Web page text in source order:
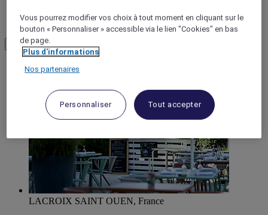
Load More Voir plus d'articles
LACROIX SAINT OUEN, France
Vous pourrez modifier vos choix à tout moment en cliquant sur le
bouton « Personnaliser » accessible via le lien "Cookies" en bas
de page.
Plus d'informations
Nos partenaires
Personnaliser Tout accepter